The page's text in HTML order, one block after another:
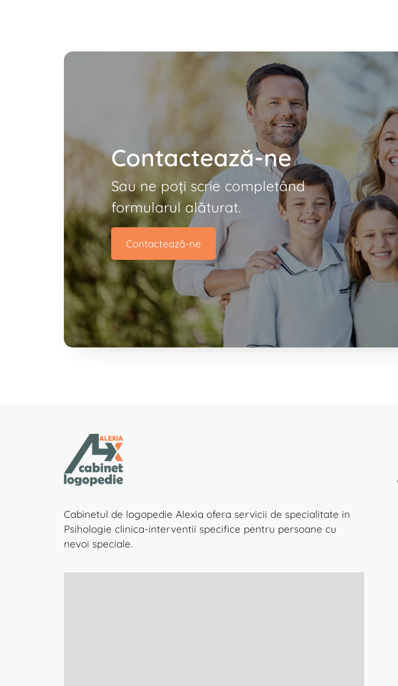
Contactează-ne
Sau ne poți scrie completând
formularul alăturat.
Contactează-ne
Cabinetul de logopedie Alexia ofera servicii de specialitate in
Psihologie clinica-interventii specifice pentru persoane cu
nevoi speciale.